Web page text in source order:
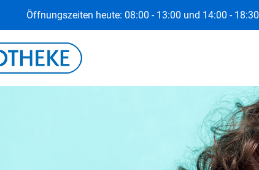
Öffnungszeiten heute: 08:00 - 13:00 und 14:00 - 18:30